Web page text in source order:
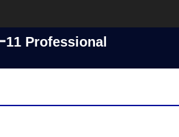
11 Professional